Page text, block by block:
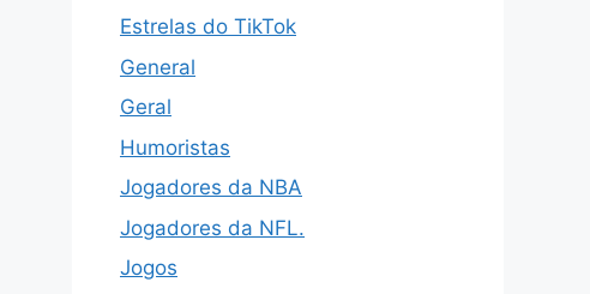
Estrelas do TikTok
General
Geral
Humoristas
Jogadores da NBA
Jogadores da NFL.
Jogos